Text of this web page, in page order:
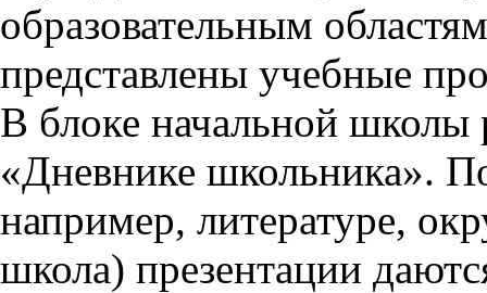
образовательным
представлены учебные
В блоке начальной школы
«Дневнике школьника».
например, литературе,
школа) презентации